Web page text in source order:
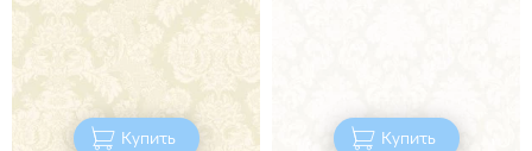
Купить Купить